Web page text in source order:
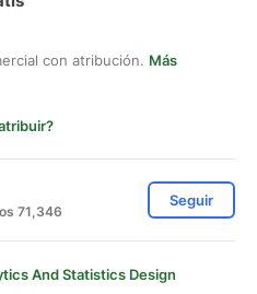
con atribución. Más
71,346
Seguir
And Statistics Design